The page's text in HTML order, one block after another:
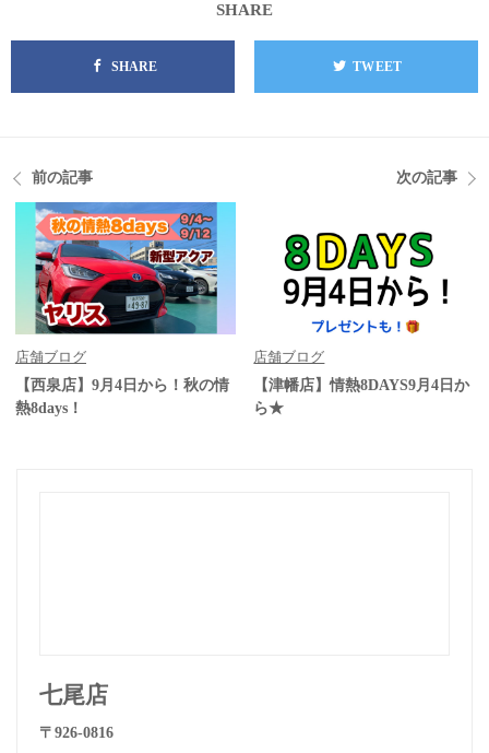
SHARE
SHARE TWEET
前の記事
店舗ブログ
【西泉店】9月4日から！秋の情
熱8days！
次の記事
店舗ブログ
【津幡店】情熱8DAYS9月4日か
ら★
七尾店
〒926-0816